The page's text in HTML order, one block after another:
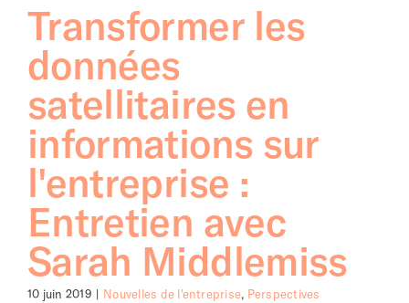
Transformer les
données
satellitaires en
informations sur
l'entreprise :
Entretien avec
Sarah Middlemiss
10 juin 2019 | Nouvelles de l'entreprise, Perspectives